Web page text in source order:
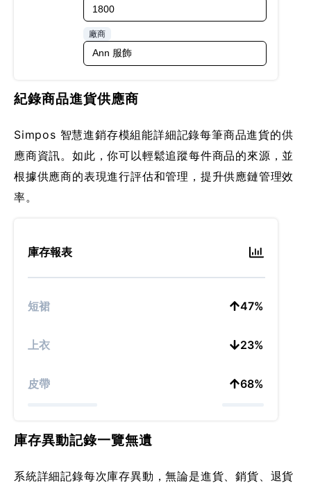
廠商
紀錄商品進貨供應商
Simpos 智慧進銷存模組能詳細記錄每筆商品進貨的供
應商資訊。如此，你可以輕鬆追蹤每件商品的來源，並
根據供應商的表現進行評估和管理，提升供應鏈管理效
率。
庫存報表
短裙 47%
上衣 23%
皮帶 68%
庫存異動記錄一覽無遺
系統詳細記錄每次庫存異動，無論是進貨、銷貨、退貨